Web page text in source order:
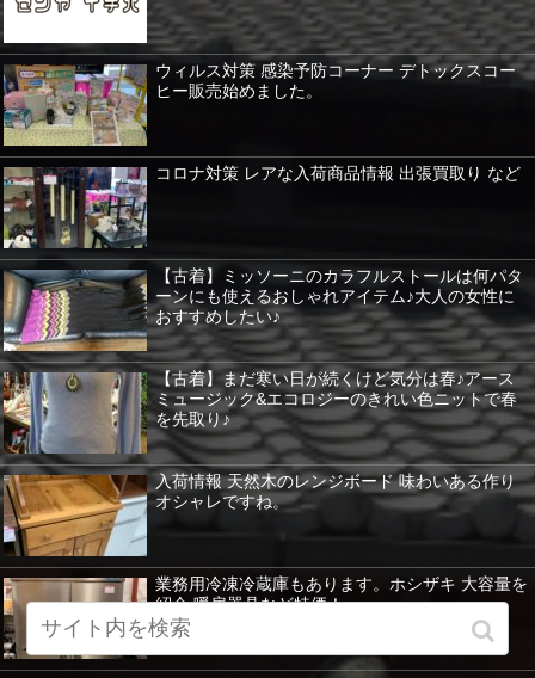
ウィルス対策 感染予防コーナー デトックスコー
ヒー販売始めました。
コロナ対策 レアな入荷商品情報 出張買取り など
【古着】ミッソーニのカラフルストールは何パタ
ーンにも使えるおしゃれアイテム♪大人の女性に
おすすめしたい♪
【古着】まだ寒い日が続くけど気分は春♪アース
ミュージック&エコロジーのきれい色ニットで春
を先取り♪
入荷情報 天然木のレンジボード 味わいある作り
オシャレですね。
業務用冷凍冷蔵庫もあります。ホシザキ 大容量を
紹介 暖房器具など特価！